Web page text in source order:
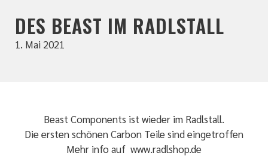
DES BEAST IM RADLSTALL
1. Mai 2021
Beast Components ist wieder im Radlstall.
Die ersten schönen Carbon Teile sind eingetroffen
Mehr info auf www.radlshop.de